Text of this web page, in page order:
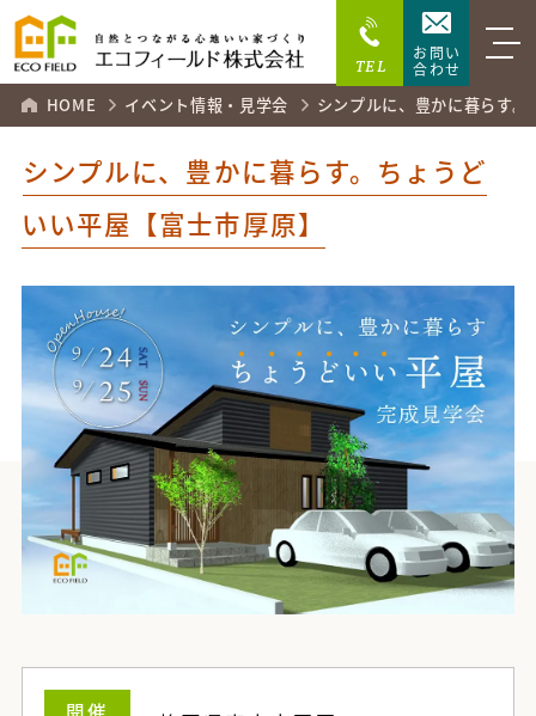
TEL
お問い
合わせ
HOME イベント情報・見学会 シンプルに、豊かに暮らす
シンプルに、豊かに暮らす。ちょうど
いい平屋【富士市厚原】